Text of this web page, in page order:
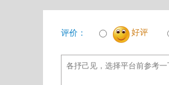
评价： 好评